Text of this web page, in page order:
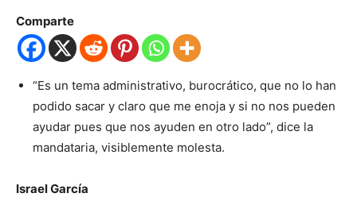
Comparte
“Es un tema administrativo, burocrático, que no lo han
podido sacar y claro que me enoja y si no nos pueden
ayudar pues que nos ayuden en otro lado”, dice la
mandataria, visiblemente molesta.
Israel García